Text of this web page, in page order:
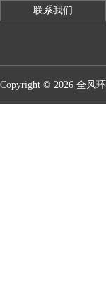
联系我们
Copyright © 2026 全风